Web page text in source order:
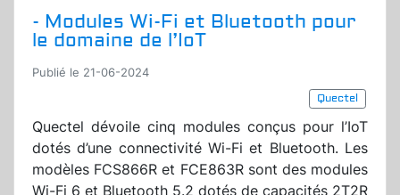
- Modules Wi-Fi et Bluetooth pour
le domaine de l’IoT
Publié le 21-06-2024
Quectel
Quectel dévoile cinq modules conçus pour l’IoT
dotés d’une connectivité Wi-Fi et Bluetooth. Les
modèles FCS866R et FCE863R sont des modules
Wi-Fi 6 et Bluetooth 5.2 dotés de capacités 2T2R